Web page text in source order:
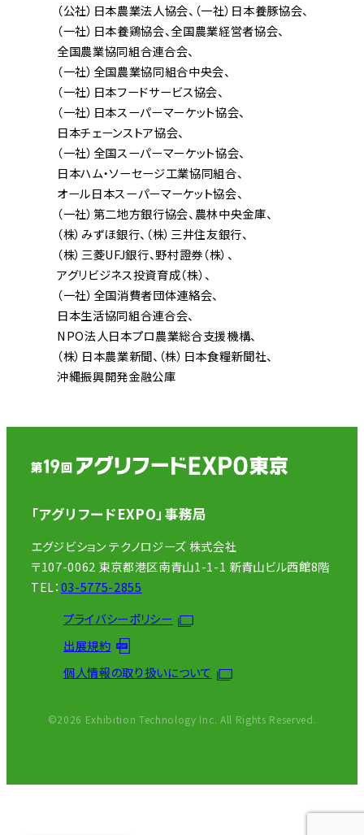
（公社）日本農業法人協会 （一社）日本養豚協会
（一社）日本養鶏協会 全国農業経営者協会
全国農業協同組合連合会
（一社）全国農業協同組合中央会
（一社）日本フードサービス協会
（一社）日本スーパーマーケット協会
日本チェーンストア協会
（一社）全国スーパーマーケット協会
日本ハム・ソーセージ工業協同組合
オール日本スーパーマーケット協会
（一社）第二地方銀行協会 農林中央金庫
（株）みずほ銀行 （株）三井住友銀行
（株）三菱UFJ銀行 野村證券（株）
アグリビジネス投資育成（株）
（一社）全国消費者団体連絡会
日本生活協同組合連合会
NPO法人日本プロ農業総合支援機構
（株）日本農業新聞 （株）日本食糧新聞社
沖縄振興開発金融公庫
「アグリフードEXPO」事務局
エグジビション テクノロジーズ 株式会社
〒107-0062 東京都港区南青山1-1-1 新青山ビル西館8階
TEL：03-5775-2855
プライバシーポリシー
出展規約
個人情報の取り扱いについて
©2026 Exhibition Technology Inc. All Rights Reserved.